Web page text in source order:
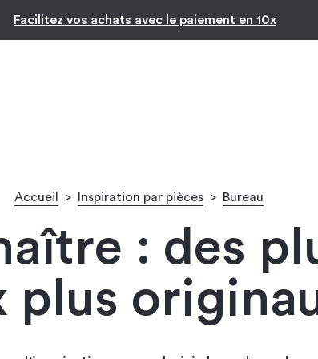
Inspiration par
Accueil > Inspiration par pièces > Bureau
: des
plus